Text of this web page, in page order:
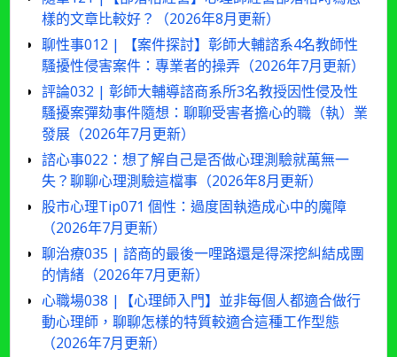
樣的文章比較好？（2026年8月更新）
聊性事012 | 【案件探討】彰師大輔諮系4名教師性
騷擾性侵害案件：專業者的操弄（2026年7月更新）
評論032 | 彰師大輔導諮商系所3名教授因性侵及性
騷擾案彈劾事件隨想：聊聊受害者擔心的職（執）業
發展（2026年7月更新）
諮心事022：想了解自己是否做心理測驗就萬無一
失？聊聊心理測驗這檔事（2026年8月更新）
股市心理Tip071 個性：過度固執造成心中的魔障
（2026年7月更新）
聊治療035 | 諮商的最後一哩路還是得深挖糾結成團
的情緒（2026年7月更新）
心職場038 |【心理師入門】並非每個人都適合做行
動心理師，聊聊怎樣的特質較適合這種工作型態
（2026年7月更新）